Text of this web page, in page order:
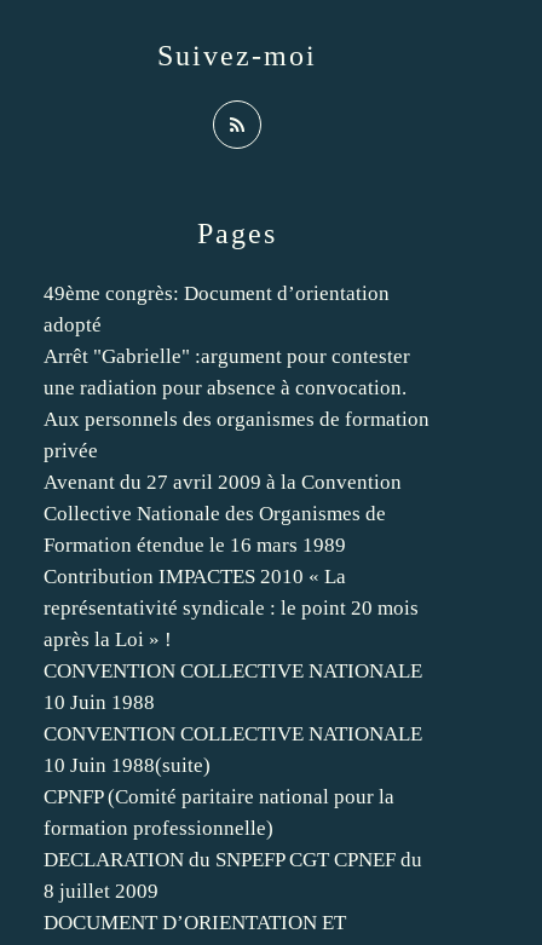
Pages
49ème congrès: Document d’orientation
adopté
Arrêt "Gabrielle" :argument pour contester
une radiation pour absence à convocation.
Aux personnels des organismes de formation
privée
Avenant du 27 avril 2009 à la Convention
Collective Nationale des Organismes de
Formation étendue le 16 mars 1989
Contribution IMPACTES 2010 « La
représentativité syndicale : le point 20 mois
après la Loi » !
CONVENTION COLLECTIVE NATIONALE
10 Juin 1988
CONVENTION COLLECTIVE NATIONALE
10 Juin 1988(suite)
CPNFP (Comité paritaire national pour la
formation professionnelle)
DECLARATION du SNPEFP CGT CPNEF du
8 juillet 2009
DOCUMENT D’ORIENTATION ET
Suivez-moi